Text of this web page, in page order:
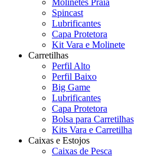
Molinetes Praia
Spincast
Lubrificantes
Capa Protetora
Kit Vara e Molinete
Carretilhas
Perfil Alto
Perfil Baixo
Big Game
Lubrificantes
Capa Protetora
Bolsa para Carretilhas
Kits Vara e Carretilha
Caixas e Estojos
Caixas de Pesca